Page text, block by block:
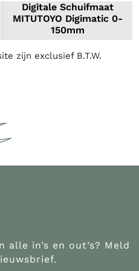
Digitale Schuifmaat
MITUTOYO Digimatic 0-
150mm
zijn exclusief B.T.W.
alle in’s en out’s? Meld